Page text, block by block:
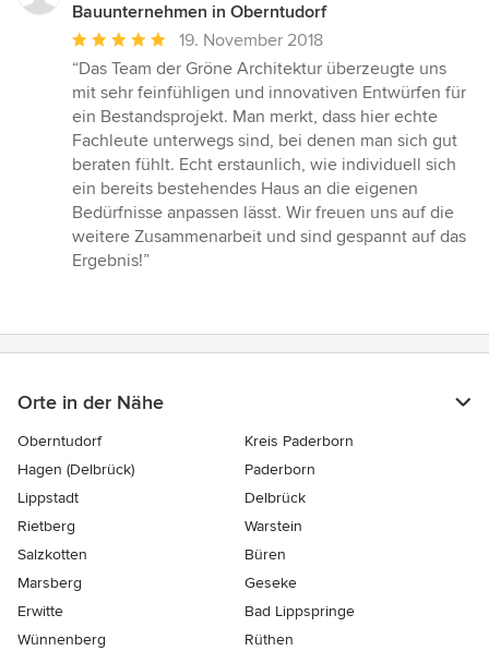
Bauunternehmen in Oberntudorf
Durchschnittliche
Bewertung:
5
von
5
Sternen
19. November 2018
“Das Team der Gröne Architektur überzeugte uns
mit sehr feinfühligen und innovativen Entwürfen für
ein Bestandsprojekt. Man merkt, dass hier echte
Fachleute unterwegs sind, bei denen man sich gut
beraten fühlt. Echt erstaunlich, wie individuell sich
ein bereits bestehendes Haus an die eigenen
Bedürfnisse anpassen lässt. Wir freuen uns auf die
weitere Zusammenarbeit und sind gespannt auf das
Ergebnis!”
Orte in der Nähe
Oberntudorf
Kreis Paderborn
Hagen (Delbrück)
Paderborn
Lippstadt
Delbrück
Rietberg
Warstein
Salzkotten
Büren
Marsberg
Geseke
Erwitte
Bad Lippspringe
Wünnenberg
Rüthen